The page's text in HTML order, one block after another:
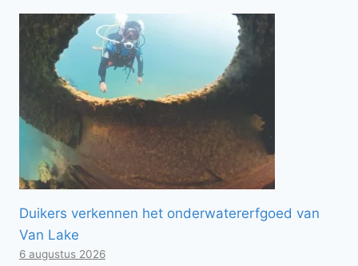
Duikers verkennen het onderwatererfgoed van
Van Lake
6 augustus 2026